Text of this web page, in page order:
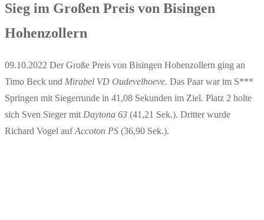
Sieg im Großen Preis von Bisingen
Hohenzollern
09.10.2022 Der Große Preis von Bisingen Hohenzollern ging an
Timo Beck und Mirabel VD Oudevelhoeve. Das Paar war im S***
Springen mit Siegerrunde in 41,08 Sekunden im Ziel. Platz 2 holte
sich Sven Sieger mit Daytona 63 (41,21 Sek.). Dritter wurde
Richard Vogel aufAccoton PS (36,90 Sek.).